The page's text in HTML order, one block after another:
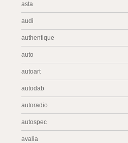
asta
audi
authentique
auto
autoart
autodab
autoradio
autospec
avalia